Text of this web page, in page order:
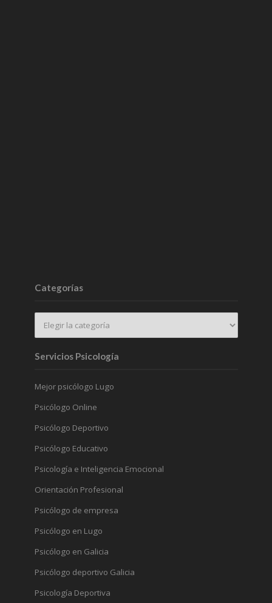
Categorías
Servicios Psicología
Mejor psicólogo Lugo
Psicólogo Online
Psicólogo Deportivo
Psicólogo Educativo
Psicología e Inteligencia Emocional
Orientación Profesional
Psicólogo de empresa
Psicólogo en Lugo
Psicólogo en Galicia
Psicólogo deportivo Galicia
Psicología Deportiva